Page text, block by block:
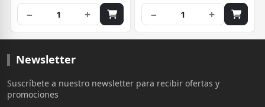
− 1 + − 1 +
Newsletter
Suscríbete a nuestro newsletter para recibir ofertas y
promociones